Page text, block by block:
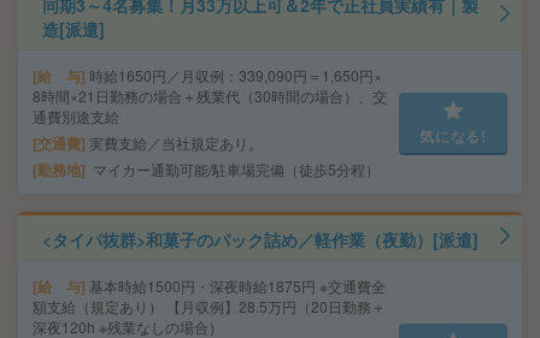
同期3～4名募集！月33万以上可＆2年で正社員実績有｜製
造[派遣]
給 与 時給1650円／月収例：339,090円＝1,650円×
8時間×21日勤務の場合＋残業代（30時間の場合）、交
通費別途支給
交通費 実費支給／当社規定あり。
勤務地 マイカー通勤可能/駐車場完備（徒歩5分程）
気になる!
<タイパ抜群>和菓子のパック詰め／軽作業（夜勤）[派遣]
給 与 基本時給1500円・深夜時給1875円 ※交通費全
額支給（規定あり） 【月収例】28.5万円（20日勤務＋
深夜120h ※残業なしの場合）